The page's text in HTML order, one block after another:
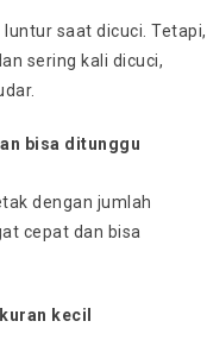
saat dicuci. Tetapi,
sering kali dicuci,
bisa ditunggu
dengan jumlah
cepat dan bisa
kecil